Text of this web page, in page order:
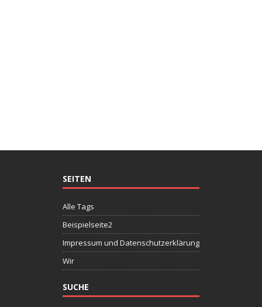
SEITEN
Alle Tags
Beispielseite2
Impressum und Datenschutzerklärung
Wir
SUCHE